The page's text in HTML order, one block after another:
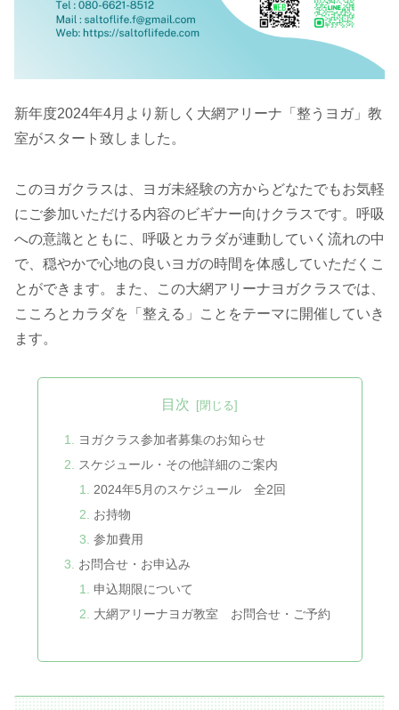
新年度2024年4月より新しく大網アリーナ「整うヨガ」教
室がスタート致しました。
このヨガクラスは、ヨガ未経験の方からどなたでもお気軽
にご参加いただける内容のビギナー向けクラスです。呼吸
への意識とともに、呼吸とカラダが連動していく流れの中
で、穏やかで心地の良いヨガの時間を体感していただくこ
とができます。また、この大網アリーナヨガクラスでは、
こころとカラダを「整える」ことをテーマに開催していき
ます。
目次
ヨガクラス参加者募集のお知らせ
スケジュール・その他詳細のご案内
2024年5月のスケジュール 全2回
お持物
参加費用
お問合せ・お申込み
申込期限について
大網アリーナヨガ教室 お問合せ・ご予約